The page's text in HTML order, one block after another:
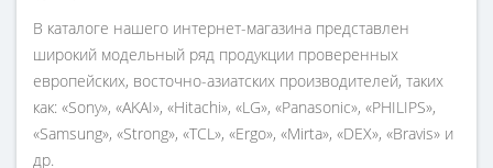
В каталоге нашего интернет-магазина представлен
широкий модельный ряд продукции проверенных
европейских, восточно-азиатских производителей, таких
как: «Sony», «AKAI», «Hitachi», «LG», «Panasonic», «PHILIPS»,
«Samsung», «Strong», «TCL», «Ergo», «Mirta», «DEX», «Bravis» и
др.